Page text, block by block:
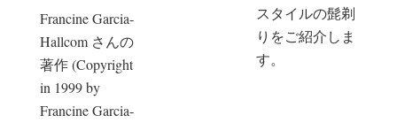
Francine Garcia-
Hallcom さんの
著作 (Copyright
in 1999 by
Francine Garcia-
スタイルの髭剃
りをご紹介しま
す。